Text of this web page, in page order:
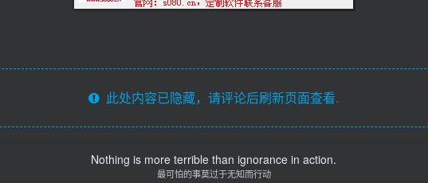
此处内容已隐藏，请评论后刷新页面查看.
Nothing is more terrible than ignorance in action.
最可怕的事莫过于无知而行动